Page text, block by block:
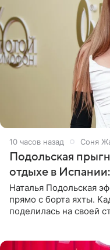
10 часов назад Соня
Подольская
отдыхе в
Наталья Подольская
прямо с борта яхты.
поделилась на своей